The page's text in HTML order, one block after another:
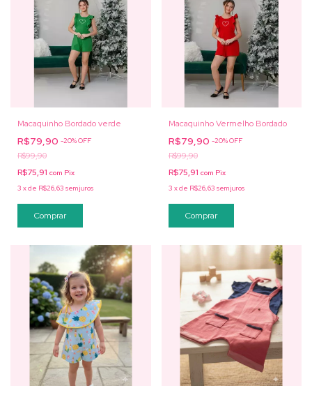
Macaquinho Bordado verde
R$79,90 -20%OFF
R$99,90
R$75,91 com Pix
3 xde R$26,63 sem juros
Comprar
Macaquinho Vermelho Bordado
R$79,90 -20%OFF
R$99,90
R$75,91 com Pix
3 xde R$26,63 sem juros
Comprar